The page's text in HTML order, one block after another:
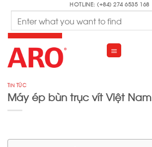
content
HOTLINE: (+84) 274 6535 168
TIN TỨC
Máy ép bùn trục vít Việt Nam